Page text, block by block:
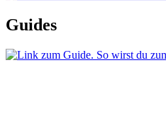
Guides